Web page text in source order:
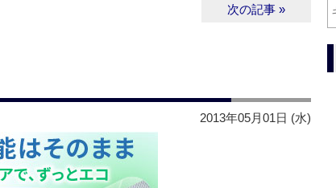
次の記事 »
2013年05月01日 (水)